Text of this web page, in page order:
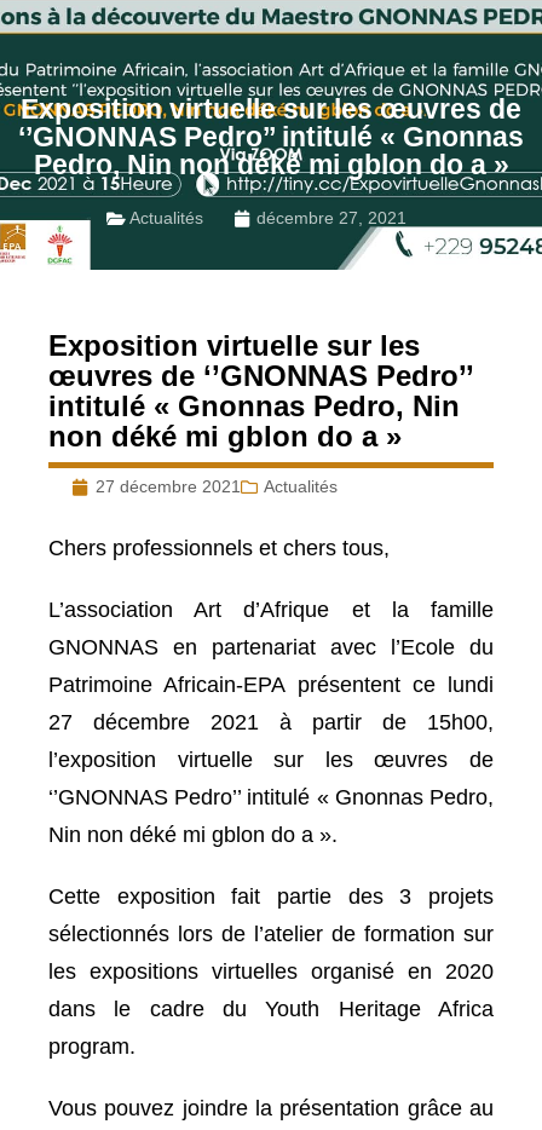
Exposition virtuelle sur les œuvres de
‘’GNONNAS Pedro’’ intitulé « Gnonnas
Pedro, Nin non déké mi gblon do a »
Actualités décembre 27, 2021
Exposition virtuelle sur les
œuvres de ‘’GNONNAS Pedro’’
intitulé « Gnonnas Pedro, Nin
non déké mi gblon do a »
27 décembre 2021 Actualités
Chers professionnels et chers tous,
L’association Art d’Afrique et la famille
GNONNAS en partenariat avec l’Ecole du
Patrimoine Africain-EPA présentent ce lundi
27 décembre 2021 à partir de 15h00,
l’exposition virtuelle sur les œuvres de
‘’GNONNAS Pedro’’ intitulé « Gnonnas Pedro,
Nin non déké mi gblon do a ».
Cette exposition fait partie des 3 projets
sélectionnés lors de l’atelier de formation sur
les expositions virtuelles organisé en 2020
dans le cadre du Youth Heritage Africa
program.
Vous pouvez joindre la présentation grâce au